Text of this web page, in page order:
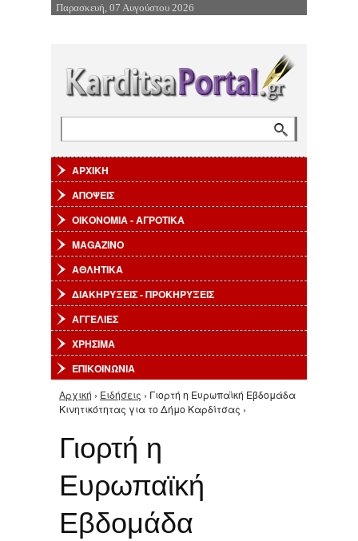
Επιστροφή στην Πλοήγηση
Παρασκευή, 07 Αυγούστου 2026
ΑΡΧΙΚΗ
ΑΠΟΨΕΙΣ
ΟΙΚΟΝΟΜΙΑ - ΑΓΡΟΤΙΚΑ
MAGAZINO
ΑΘΛΗΤΙΚΑ
ΔΙΑΚΗΡΥΞΕΙΣ - ΠΡΟΚΗΡΥΞΕΙΣ
ΑΓΓΕΛΙΕΣ
ΧΡΗΣΙΜΑ
ΕΠΙΚΟΙΝΩΝΙΑ
Είστε εδώ
Αρχική › Ειδήσεις › Γιορτή η Ευρωπαϊκή Εβδομάδα
Κινητικότητας για το Δήμο Καρδίτσας ›
Γιορτή η
Ευρωπαϊκή
Εβδομάδα